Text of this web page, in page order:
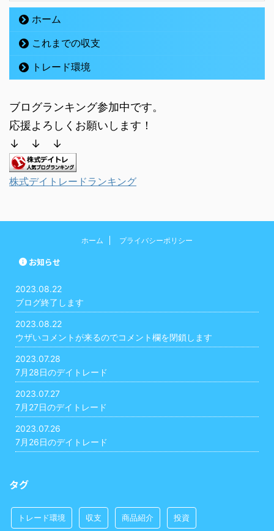
ホーム
これまでの収支
トレード環境
ブログランキング参加中です。
応援よろしくお願いします！
↓ ↓ ↓
株式デイトレードランキング
ホーム プライバシーポリシー
お知らせ
2023.08.22
ブログ終了します
2023.08.22
ウザいコメントが来るのでコメント欄を閉鎖します
2023.07.28
7月28日のデイトレード
2023.07.27
7月27日のデイトレード
2023.07.26
7月26日のデイトレード
タグ
トレード環境 収支 商品紹介 投資